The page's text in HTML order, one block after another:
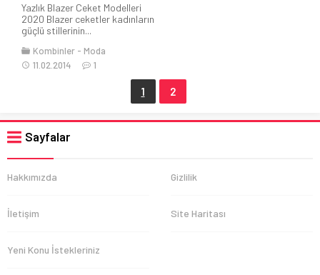
Yazlık Blazer Ceket Modelleri
2020 Blazer ceketler kadınların
güçlü stillerinin...
Kombinler
Moda
11.02.2014
1
1 2
Sayfalar
Hakkımızda Gizlilik
İletişim Site Haritası
Yeni Konu İstekleriniz